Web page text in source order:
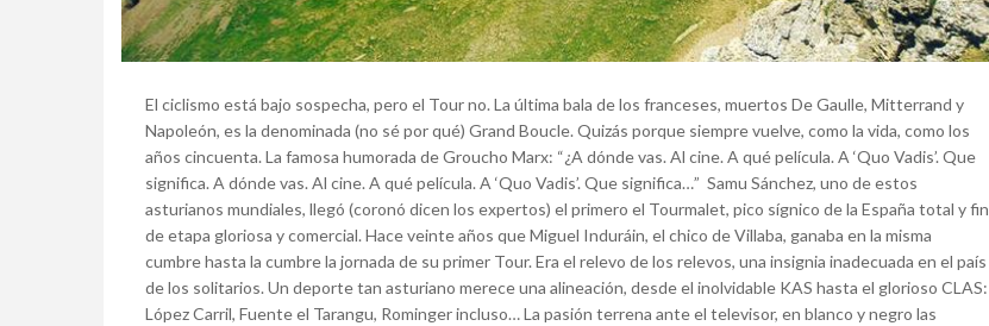
El ciclismo está bajo sospecha, pero el Tour no. La última bala de los franceses, muertos De Gaulle, Mitterrand y
Napoleón, es la denominada (no sé por qué) Grand Boucle. Quizás porque siempre vuelve, como la vida, como los
años cincuenta. La famosa humorada de Groucho Marx: “¿A dónde vas. Al cine. A qué película. A ‘Quo Vadis’. Que
significa. A dónde vas. Al cine. A qué película. A ‘Quo Vadis’. Que significa…” Samu Sánchez, uno de estos
asturianos mundiales, llegó (coronó dicen los expertos) el primero el Tourmalet, pico sígnico de la España total y fin
de etapa gloriosa y comercial. Hace veinte años que Miguel Induráin, el chico de Villaba, ganaba en la misma
cumbre hasta la cumbre la jornada de su primer Tour. Era el relevo de los relevos, una insignia inadecuada en el país
de los solitarios. Un deporte tan asturiano merece una alineación, desde el inolvidable KAS hasta el glorioso CLAS:
López Carril, Fuente el Tarangu, Rominger incluso… La pasión terrena ante el televisor, en blanco y negro las